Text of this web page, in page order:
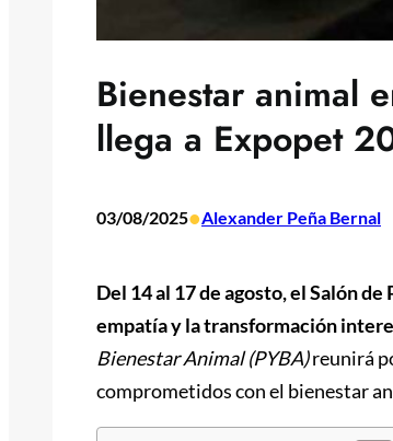
Bienestar animal
llega a Expopet
03/08/2025•Alexander Peña Bernal
Del 14 al 17 de agosto, el Salón
empatía y la transformación
Bienestar Animal (PYBA)reunirá
comprometidos con el bienestar